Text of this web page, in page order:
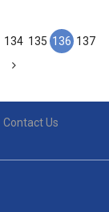
134 135 136 137
Contact Us